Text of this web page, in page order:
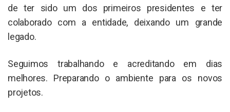
de ter sido um dos primeiros presidentes e ter
colaborado com a entidade, deixando um grande
legado.
Seguimos trabalhando e acreditando em dias
melhores. Preparando o ambiente para os novos
projetos.